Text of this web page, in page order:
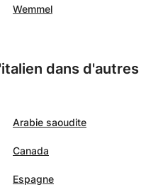
Wemmel
dans d'autres
Arabie saoudite
Canada
Espagne